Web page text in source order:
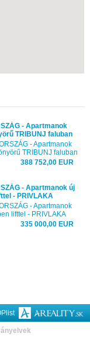
- Apartmanok
TRIBUNJ faluban
388 752,00 EUR
- Apartmanok új
- PRIVLAKA
335 000,00 EUR